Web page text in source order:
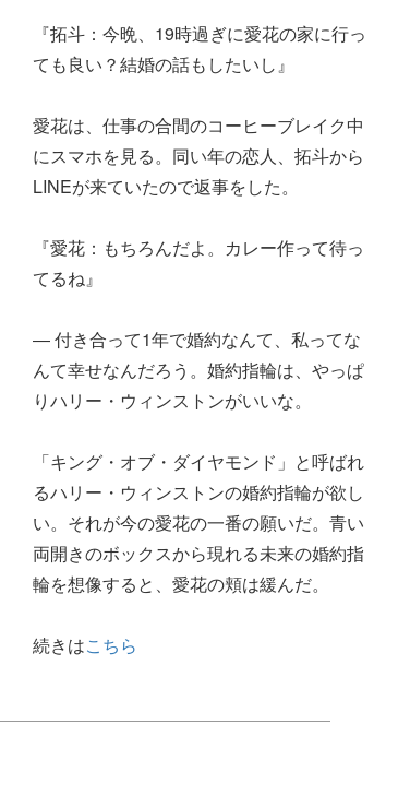
『拓斗：今晩、19時過ぎに愛花の家に行っ
ても良い？結婚の話もしたいし』
愛花は、仕事の合間のコーヒーブレイク中
にスマホを見る。同い年の恋人、拓斗から
LINEが来ていたので返事をした。
『愛花：もちろんだよ。カレー作って待っ
てるね』
― 付き合って1年で婚約なんて、私ってな
んて幸せなんだろう。婚約指輪は、やっぱ
りハリー・ウィンストンがいいな。
「キング・オブ・ダイヤモンド」と呼ばれ
るハリー・ウィンストンの婚約指輪が欲し
い。それが今の愛花の一番の願いだ。青い
両開きのボックスから現れる未来の婚約指
輪を想像すると、愛花の頬は緩んだ。
続きはこちら